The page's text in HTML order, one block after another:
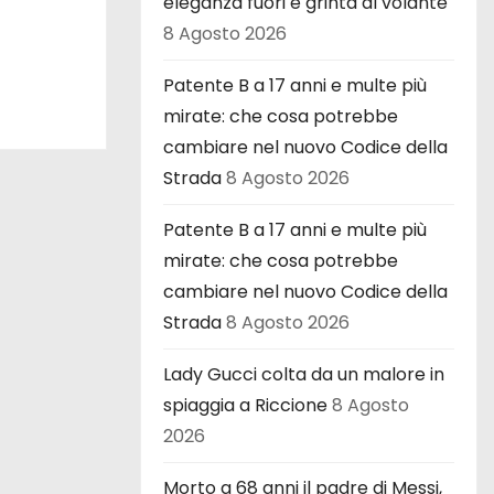
8 Agosto 2026
Patente B a 17 anni e multe più
mirate: che cosa potrebbe
cambiare nel nuovo Codice della
Strada8 Agosto 2026
Patente B a 17 anni e multe più
mirate: che cosa potrebbe
cambiare nel nuovo Codice della
Strada8 Agosto 2026
Lady Gucci colta da un malore in
spiaggia a Riccione8 Agosto
2026
Morto a 68 anni il padre di Messi,